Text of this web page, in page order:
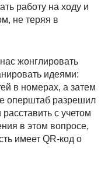
работу на ходу и
не теряя в
жонглировать
идеями:
в номерах, а затем
оперштаб разрешил
с учетом
в этом вопросе,
имеет QR-код о